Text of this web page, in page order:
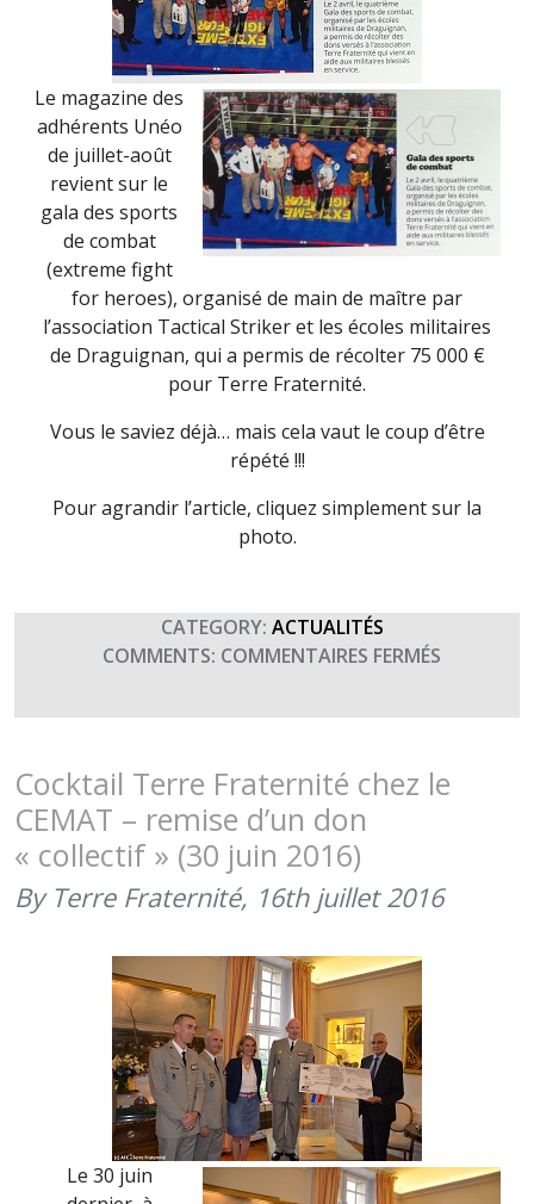
Le magazine des
adhérents Unéo
de juillet-août
revient sur le
gala des sports
de combat
(extreme fight
for heroes), organisé de main de maître par
l’association Tactical Striker et les écoles militaires
de Draguignan, qui a permis de récolter 75 000 €
pour Terre Fraternité.
Vous le saviez déjà… mais cela vaut le coup d’être
répété !!!
Pour agrandir l’article, cliquez simplement sur la
photo.
CATEGORY: ACTUALITÉS
COMMENTS: COMMENTAIRES FERMÉS
GALA
DE
LE
Cocktail Terre Fraternité chez le
CEMAT – remise d’un don
« collectif » (30 juin 2016)
By Terre Fraternité, 16th juillet 2016
Le 30 juin